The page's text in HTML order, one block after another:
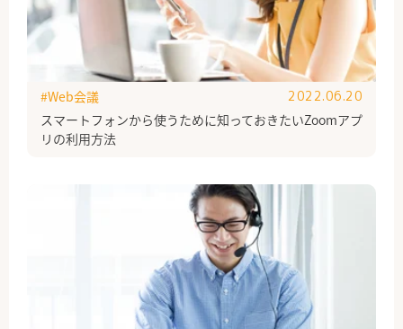
スマートフォンから使うために知っておきたいZoomアプ
リの利用方法
#Web会議 2022.06.20